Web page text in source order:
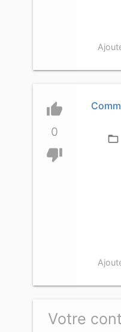
thumb_up
0
thumb_down
folder_open
Votre